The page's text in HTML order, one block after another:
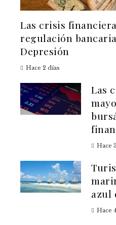
Las crisis
regulación
Depresión
Hace 2 días
Las
Hace
azul
Hace